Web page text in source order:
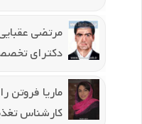
مرتضی
دکترای
ماریا فروتن
کارشناس